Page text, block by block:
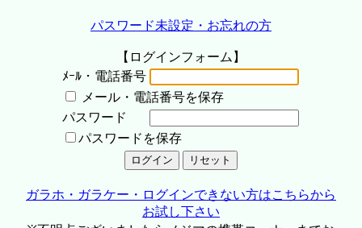
パスワード未設定・お忘れの方
【ログインフォーム】
ﾒｰﾙ・電話番号
メール・電話番号を保存
パスワード
パスワードを保存
ガラホ・ガラケー・ログインできない方はこちらから
お試し下さい